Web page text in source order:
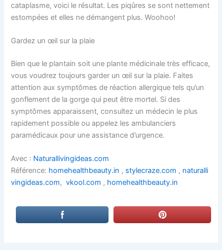
cataplasme, voici le résultat. Les piqûres se sont nettement
estompées et elles ne démangent plus. Woohoo!
Gardez un œil sur la plaie
Bien que le plantain soit une plante médicinale très efficace,
vous voudrez toujours garder un œil sur la plaie. Faites
attention aux symptômes de réaction allergique tels qu’un
gonflement de la gorge qui peut être mortel. Si des
symptômes apparaissent, consultez un médecin le plus
rapidement possible ou appelez les ambulanciers
paramédicaux pour une assistance d’urgence.
Avec : Naturallivingideas.com
Référence: homehealthbeauty.in , stylecraze.com , naturalli
vingideas.com,vkool.com , homehealthbeauty.in